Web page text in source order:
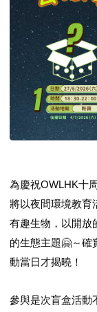
為慶祝OWLHK十
將以夜間環境教育
有趣生物，以開放
的生態主題🤗～確
動當日才揭曉！
參與是次盲盒活動